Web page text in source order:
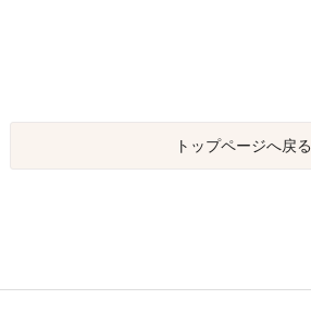
トップページへ戻る